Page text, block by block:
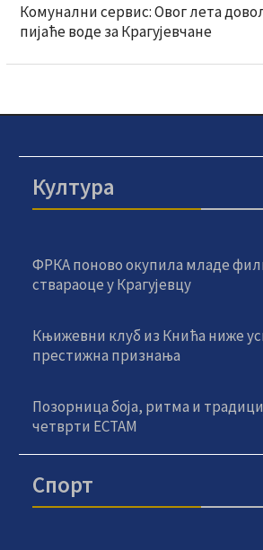
Комунални сервис: Овог лета
пијаће воде за Крагујевчане
Култура
ФРКА поново окупила младе
ствараоце у Крагујевцу
Књижевни клуб из Кнића ниже
престижна признања
Позорница боја, ритма и
четврти ЕСТАМ
Спорт